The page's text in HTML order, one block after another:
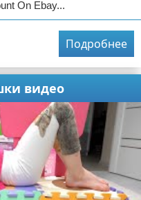
On Ebay...
Подробнее
видео